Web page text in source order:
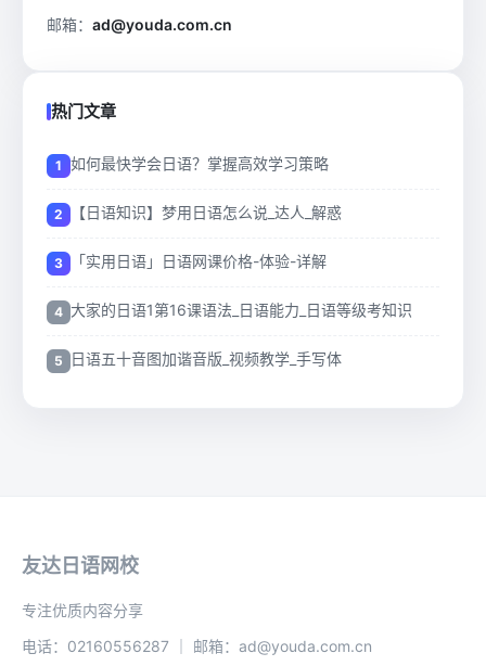
邮箱： ad@youda.com.cn
热门文章
如何最快学会日语？掌握高效学习策略
【日语知识】梦用日语怎么说_达人_解惑
「实用日语」日语网课价格-体验-详解
大家的日语1第16课语法_日语能力_日语等级考知识
日语五十音图加谐音版_视频教学_手写体
友达日语网校
专注优质内容分享
电话：02160556287 ｜ 邮箱：ad@youda.com.cn